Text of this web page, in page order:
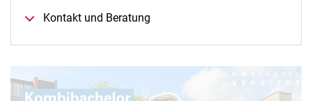
Kontakt und Beratung